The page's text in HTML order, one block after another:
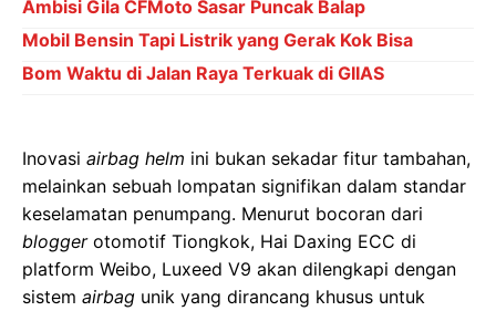
Ambisi Gila CFMoto Sasar Puncak Balap
Mobil Bensin Tapi Listrik yang Gerak Kok Bisa
Bom Waktu di Jalan Raya Terkuak di GIIAS
Inovasi airbag helm ini bukan sekadar fitur tambahan,
melainkan sebuah lompatan signifikan dalam standar
keselamatan penumpang. Menurut bocoran dari
bloggerotomotif Tiongkok, Hai Daxing ECC di
platform Weibo, Luxeed V9 akan dilengkapi dengan
sistem airbag unik yang dirancang khusus untuk